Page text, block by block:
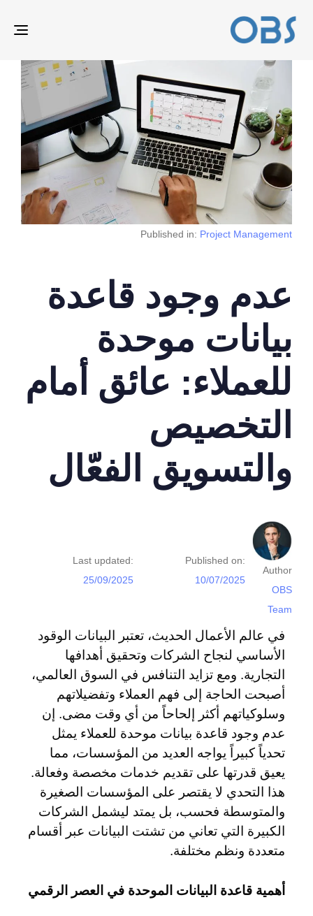
Published in: Project Management
عدم وجود قاعدة
بيانات موحدة
للعملاء: عائق أمام
التخصيص
والتسويق الفعّال
Author
OBS
Team
Published on:
10/07/2025
Last updated:
25/09/2025
في عالم الأعمال الحديث، تعتبر البيانات الوقود
الأساسي لنجاح الشركات وتحقيق أهدافها
التجارية. ومع تزايد التنافس في السوق العالمي،
أصبحت الحاجة إلى فهم العملاء وتفضيلاتهم
وسلوكياتهم أكثر إلحاحاً من أي وقت مضى. إن
عدم وجود قاعدة بيانات موحدة للعملاء يمثل
تحدياً كبيراً يواجه العديد من المؤسسات، مما
يعيق قدرتها على تقديم خدمات مخصصة وفعالة.
هذا التحدي لا يقتصر على المؤسسات الصغيرة
والمتوسطة فحسب، بل يمتد ليشمل الشركات
الكبيرة التي تعاني من تشتت البيانات عبر أقسام
متعددة ونظم مختلفة.
أهمية قاعدة البيانات الموحدة في العصر الرقمي